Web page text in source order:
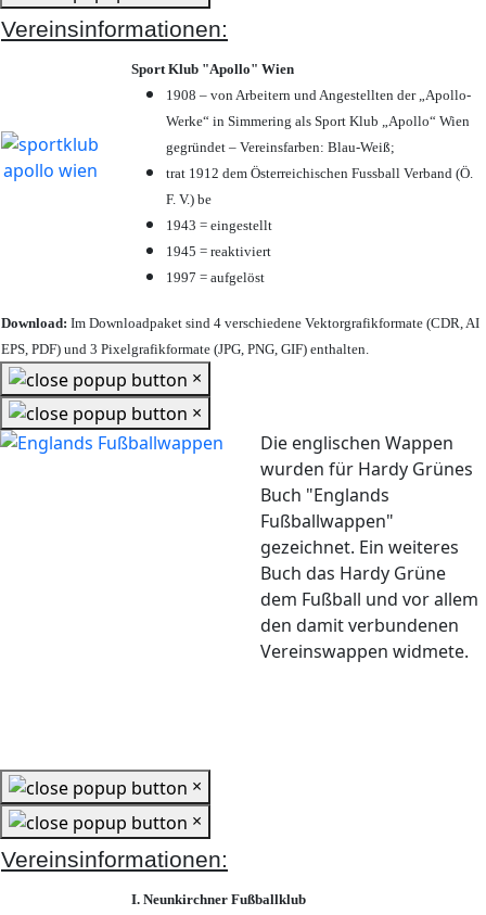
Vereinsinformationen:
Sport Klub "Apollo" Wien
1908 – von Arbeitern und Angestellten der „Apollo-
Werke“ in Simmering als Sport Klub „Apollo“ Wien
gegründet – Vereinsfarben: Blau-Weiß;
trat 1912 dem Österreichischen Fussball Verband (Ö.
F. V.) be
1943 = eingestellt
1945 = reaktiviert
1997 = aufgelöst
Download: Im Downloadpaket sind 4 verschiedene Vektorgrafikformate (CDR, AI
EPS, PDF) und 3 Pixelgrafikformate (JPG, PNG, GIF) enthalten.
×
×
Die englischen Wappen
wurden für Hardy Grünes
Buch "Englands
Fußballwappen"
gezeichnet. Ein weiteres
Buch das Hardy Grüne
dem Fußball und vor allem
den damit verbundenen
Vereinswappen widmete.
×
×
Vereinsinformationen:
I. Neunkirchner Fußballklub